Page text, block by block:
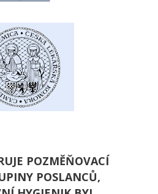
POZMĚŇOVACÍ
POSLANCŮ,